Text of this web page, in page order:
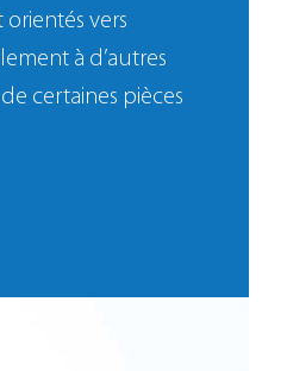
vers
à d’autres
certaines pièces